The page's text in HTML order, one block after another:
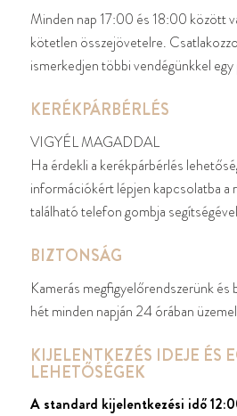
Minden nap 17:00 és 18:00 között
kötetlen összejövetelre.
ismerkedjen többi vendégünkkel
KERÉKPÁRBÉRLÉS
VIGYÉL MAGADDAL
Ha érdekli a kerékpárbérlés
információkért lépjen kapcsolatba a
található telefon gombja
BIZTONSÁG
Kamerás megfigyelőrendszerünk és
hét minden napján 24 órában
KIJELENTKEZÉS IDEJE ÉS
LEHETŐSÉGEK
A standard kijelentkezési idő